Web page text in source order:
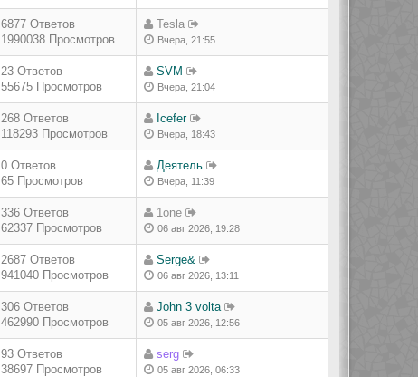
6877 Ответов
1990038 Просмотров
Tesla
Вчера, 21:55
23 Ответов
55675 Просмотров
SVM
Вчера, 21:04
268 Ответов
118293 Просмотров
Icefer
Вчера, 18:43
0 Ответов
65 Просмотров
Деятель
Вчера, 11:39
336 Ответов
62337 Просмотров
1one
06 авг 2026, 19:28
2687 Ответов
941040 Просмотров
Serge&
06 авг 2026, 13:11
306 Ответов
462990 Просмотров
John 3 volta
05 авг 2026, 12:56
93 Ответов
38697 Просмотров
serg
05 авг 2026, 06:33